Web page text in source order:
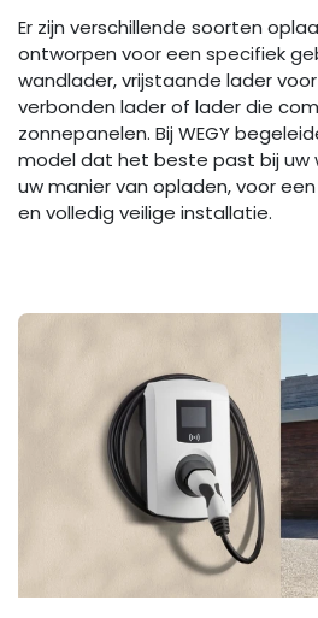
Er zijn verschillende soorten
ontworpen voor een specifiek
wandlader, vrijstaande lader
verbonden lader of lader die
zonnepanelen. Bij WEGY
model dat het beste past bij uw
uw manier van opladen, voor
en volledig veilige installatie.